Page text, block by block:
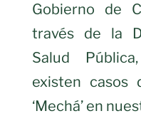
Gobierno de
través de la
Salud
existen casos
‘Mechá’ en